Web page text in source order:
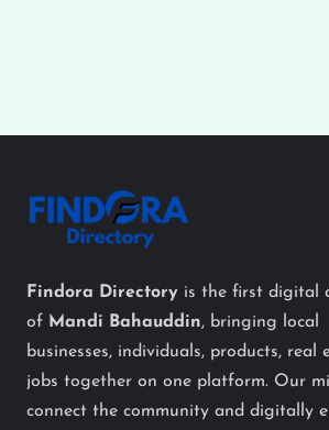
Findora Directory is the first digital
of Mandi Bahauddin, bringing local
businesses, individuals, products, real
jobs together on one platform. Our
connect the community and digitally